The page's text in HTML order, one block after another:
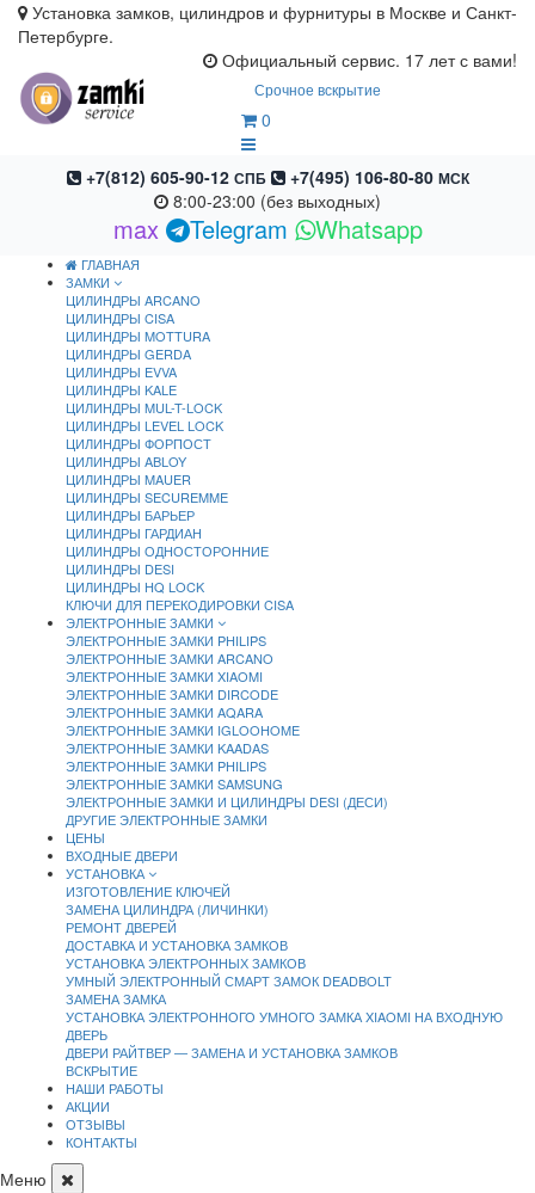
Установка замков, цилиндров и фурнитуры в Москве и Санкт-
Петербурге.
Официальный сервис. 17 лет с вами!
Срочное вскрытие
0
+7(812) 605-90-12 СПБ +7(495) 106-80-80 МСК
8:00-23:00 (без выходных)
max Telegram Whatsapp
ГЛАВНАЯ
ЗАМКИ
ЦИЛИНДРЫ ARCANO
ЦИЛИНДРЫ CISA
ЦИЛИНДРЫ MOTTURA
ЦИЛИНДРЫ GERDA
ЦИЛИНДРЫ EVVA
ЦИЛИНДРЫ KALE
ЦИЛИНДРЫ MUL-T-LOCK
ЦИЛИНДРЫ LEVEL LOCK
ЦИЛИНДРЫ ФОРПОСТ
ЦИЛИНДРЫ ABLOY
ЦИЛИНДРЫ MAUER
ЦИЛИНДРЫ SECUREMME
ЦИЛИНДРЫ БАРЬЕР
ЦИЛИНДРЫ ГАРДИАН
ЦИЛИНДРЫ ОДНОСТОРОННИЕ
ЦИЛИНДРЫ DESI
ЦИЛИНДРЫ HQ LOCK
КЛЮЧИ ДЛЯ ПЕРЕКОДИРОВКИ CISA
ЭЛЕКТРОННЫЕ ЗАМКИ
ЭЛЕКТРОННЫЕ ЗАМКИ PHILIPS
ЭЛЕКТРОННЫЕ ЗАМКИ ARCANO
ЭЛЕКТРОННЫЕ ЗАМКИ XIAOMI
ЭЛЕКТРОННЫЕ ЗАМКИ DIRCODE
ЭЛЕКТРОННЫЕ ЗАМКИ AQARA
ЭЛЕКТРОННЫЕ ЗАМКИ IGLOOHOME
ЭЛЕКТРОННЫЕ ЗАМКИ KAADAS
ЭЛЕКТРОННЫЕ ЗАМКИ PHILIPS
ЭЛЕКТРОННЫЕ ЗАМКИ SAMSUNG
ЭЛЕКТРОННЫЕ ЗАМКИ И ЦИЛИНДРЫ DESI (ДЕСИ)
ДРУГИЕ ЭЛЕКТРОННЫЕ ЗАМКИ
ЦЕНЫ
ВХОДНЫЕ ДВЕРИ
УСТАНОВКА
ИЗГОТОВЛЕНИЕ КЛЮЧЕЙ
ЗАМЕНА ЦИЛИНДРА (ЛИЧИНКИ)
РЕМОНТ ДВЕРЕЙ
ДОСТАВКА И УСТАНОВКА ЗАМКОВ
УСТАНОВКА ЭЛЕКТРОННЫХ ЗАМКОВ
УМНЫЙ ЭЛЕКТРОННЫЙ СМАРТ ЗАМОК DEADBOLT
ЗАМЕНА ЗАМКА
УСТАНОВКА ЭЛЕКТРОННОГО УМНОГО ЗАМКА XIAOMI НА ВХОДНУЮ
ДВЕРЬ
ДВЕРИ РАЙТВЕР — ЗАМЕНА И УСТАНОВКА ЗАМКОВ
ВСКРЫТИЕ
НАШИ РАБОТЫ
АКЦИИ
ОТЗЫВЫ
КОНТАКТЫ
Меню